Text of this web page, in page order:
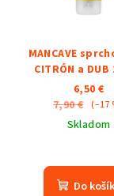
MANCAVE
CITRÓN a DUB
6,50 €
7,90 € (–17
Skladom
Do